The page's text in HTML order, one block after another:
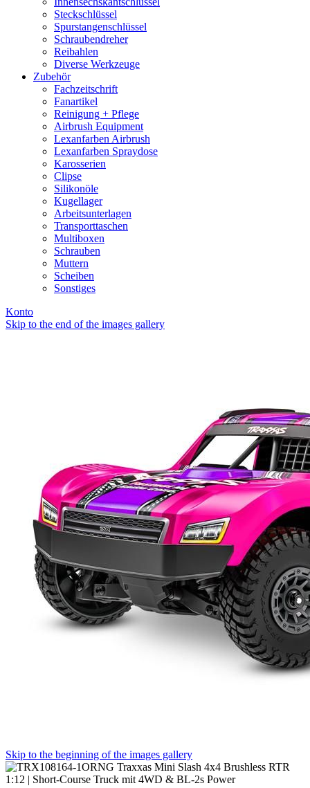
Steckschlüssel
Spurstangenschlüssel
Schraubendreher
Reibahlen
Diverse Werkzeuge
Zubehör
Fachzeitschrift
Fanartikel
Reinigung + Pflege
Airbrush Equipment
Lexanfarben Airbrush
Lexanfarben Spraydose
Karosserien
Clipse
Silikonöle
Kugellager
Arbeitsunterlagen
Transporttaschen
Multiboxen
Schrauben
Muttern
Scheiben
Sonstiges
Konto
Skip to the end of the images gallery
Skip to the beginning of the images gallery